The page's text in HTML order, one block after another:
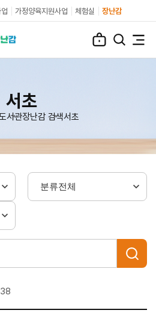
가정양육지원사업 체험실 장난감
서초
서관장난감 검색서초